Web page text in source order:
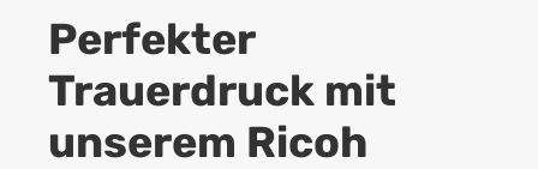
Perfekter
Trauerdruck mit
unserem Ricoh